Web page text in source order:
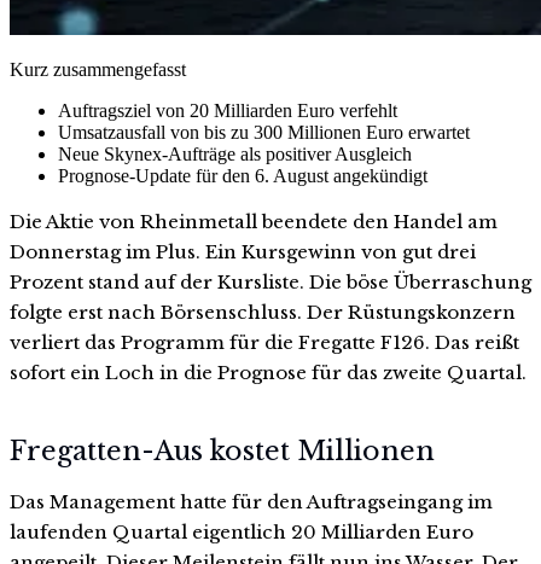
Kurz zusammengefasst
Auftragsziel von 20 Milliarden Euro verfehlt
Umsatzausfall von bis zu 300 Millionen Euro erwartet
Neue Skynex-Aufträge als positiver Ausgleich
Prognose-Update für den 6. August angekündigt
Die Aktie von Rheinmetall beendete den Handel am
Donnerstag im Plus. Ein Kursgewinn von gut drei
Prozent stand auf der Kursliste. Die böse Überraschung
folgte erst nach Börsenschluss. Der Rüstungskonzern
verliert das Programm für die Fregatte F126. Das reißt
sofort ein Loch in die Prognose für das zweite Quartal.
Fregatten-Aus kostet Millionen
Das Management hatte für den Auftragseingang im
laufenden Quartal eigentlich 20 Milliarden Euro